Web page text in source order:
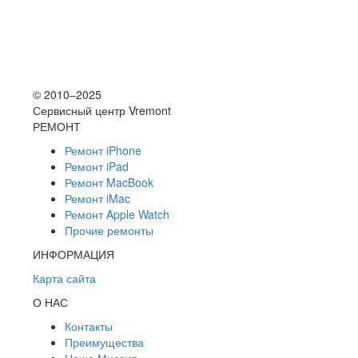
© 2010–2025
Сервисный центр Vremont
РЕМОНТ
Ремонт iPhone
Ремонт iPad
Ремонт MacBook
Ремонт iMac
Ремонт Apple Watch
Прочие ремонты
ИНФОРМАЦИЯ
Карта сайта
О НАС
Контакты
Преимущества